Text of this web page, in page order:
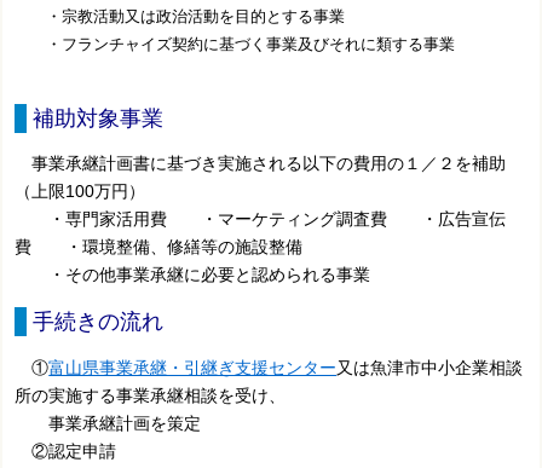
・宗教活動又は政治活動を目的とする事業
・フランチャイズ契約に基づく事業及びそれに類する事業
補助対象事業
事業承継計画書に基づき実施される以下の費用の１／２を補助
（上限100万円）
・専門家活用費 ・マーケティング調査費 ・広告宣伝
費 ・環境整備、修繕等の施設整備
・その他事業承継に必要と認められる事業
手続きの流れ
①富山県事業承継・引継ぎ支援センター又は魚津市中小企業相談
所の実施する事業承継相談を受け、
事業承継計画を策定
②認定申請